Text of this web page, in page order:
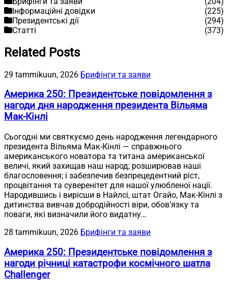
Інформаційні довідки
(225)
Президентські дії
(294)
Статті
(373)
Related Posts
29 tammikuun, 2026 Брифінги та заяви
Америка 250: Президентське повідомлення з
нагоди дня народження президента Вільяма
Мак-Кінлі
Сьогодні ми святкуємо день народження легендарного
президента Вільяма Мак-Кінлі — справжнього
американського новатора та титана американської
величі, який захищав наш народ; розширював наші
благословення; і забезпечив безпрецедентний ріст,
процвітання та суверенітет для нашої улюбленої нації.
Народившись і вирісши в Найлсі, штат Огайо, Мак-Кінлі з
дитинства вивчав добродійності віри, обов’язку та
поваги, які визначили його видатну…
28 tammikuun, 2026 Брифінги та заяви
Америка 250: Президентське повідомлення з
нагоди річниці катастрофи космічного шатла
Challenger